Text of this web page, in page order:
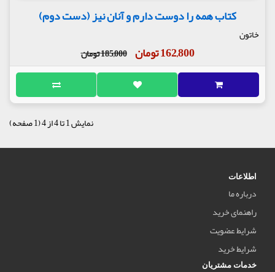
کتاب همه را دوست دارم و آنان نیز (دست دوم)
خاتون
162,800 تومان 185,000 تومان
نمایش 1 تا 4 از 4 (1 صفحه)
اطلاعات
درباره ما
راهنمای خرید
شرایط عضویت
شرایط خرید
خدمات مشتریان